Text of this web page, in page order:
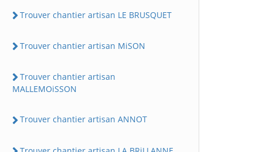
Trouver chantier artisan LE BRUSQUET
Trouver chantier artisan MiSON
Trouver chantier artisan
MALLEMOiSSON
Trouver chantier artisan ANNOT